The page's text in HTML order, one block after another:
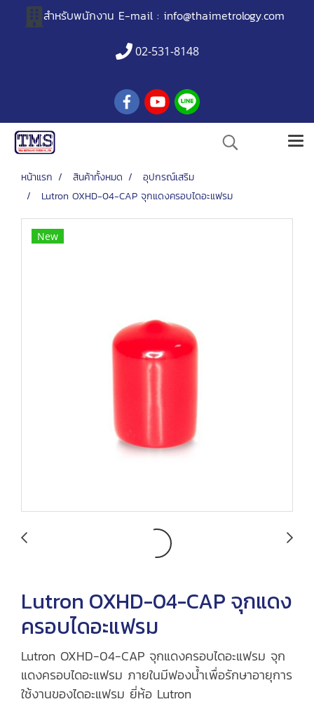
สำหรับพนักงาน E-mail : info@thaimetrology.com
02-531-8148
หน้าแรก สินค้าทั้งหมด
อุปกรณ์เสริม
Lutron OXHD-04-CAP จุกแดงครอบไดอะแฟรม
New
Lutron OXHD-04-CAP จุกแดง
ครอบไดอะแฟรม
Lutron OXHD-04-CAP จุกแดงครอบไดอะแฟรม จุก
แดงครอบไดอะแฟรม ภายในมีฟองน้ำเพื่อรักษาอายุการ
ใช้งานของไดอะแฟรม ยี่ห้อ Lutron